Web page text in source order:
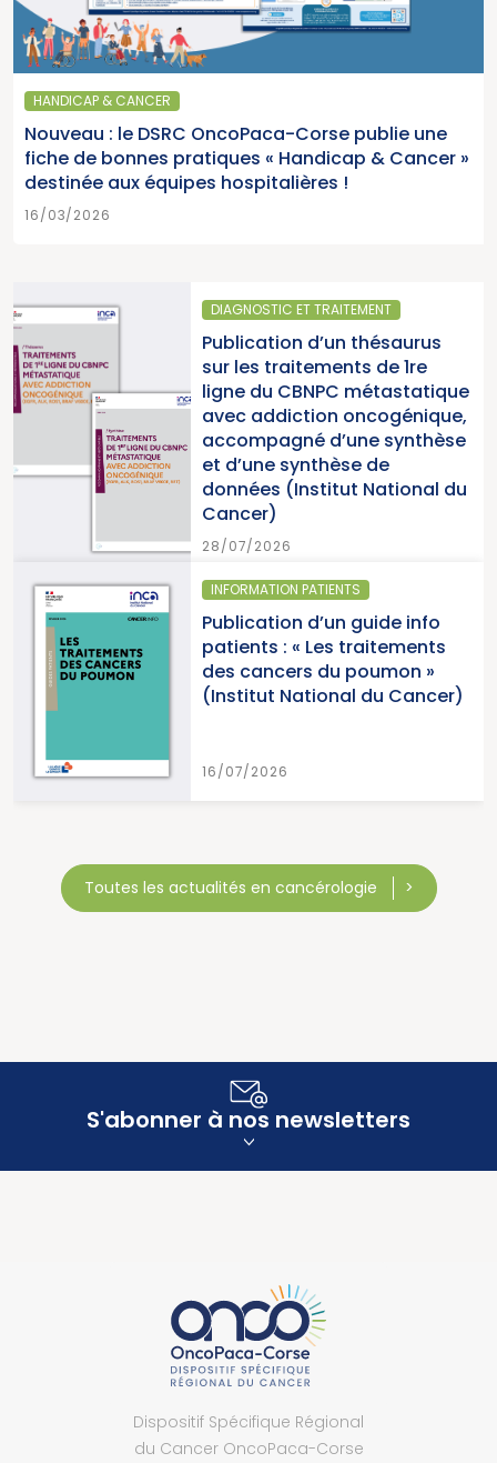
HANDICAP & CANCER
Nouveau : le DSRC OncoPaca-Corse publie une
fiche de bonnes pratiques « Handicap & Cancer »
destinée aux équipes hospitalières !
16/03/2026
DIAGNOSTIC ET TRAITEMENT
Publication d’un thésaurus
sur les traitements de 1re
ligne du CBNPC métastatique
avec addiction oncogénique,
accompagné d’une synthèse
et d’une synthèse de
données (Institut National du
Cancer)
28/07/2026
INFORMATION PATIENTS
Publication d’un guide info
patients : « Les traitements
des cancers du poumon »
(Institut National du Cancer)
16/07/2026
Toutes les actualités en cancérologie
S'abonner à nos newsletters
Dispositif Spécifique Régional
du Cancer OncoPaca-Corse